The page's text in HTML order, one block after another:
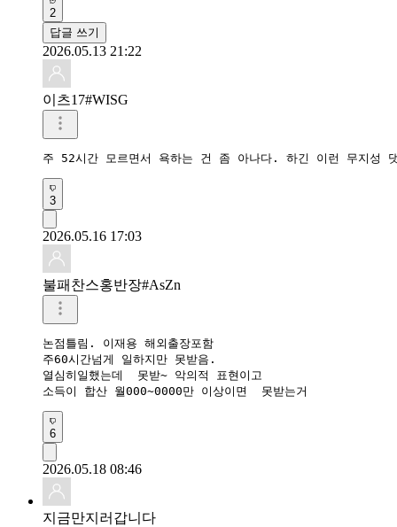
2
답글 쓰기
2026.05.13 21:22
이츠17#WISG
주 52시간 모르면서 욕하는 건 좀 아나다. 하긴 이런 무지성
3
2026.05.16 17:03
불패찬스홍반장#AsZn
논점틀림. 이재용 해외출장포함
주60시간넘게 일하지만 못받음.
열심히일했는데  못받~ 악의적 표현이고
소득이 합산 월000~0000만 이상이면  못받는거
6
2026.05.18 08:46
지금만지러갑니다